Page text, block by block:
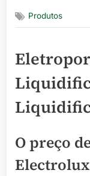
Produtos
O preço